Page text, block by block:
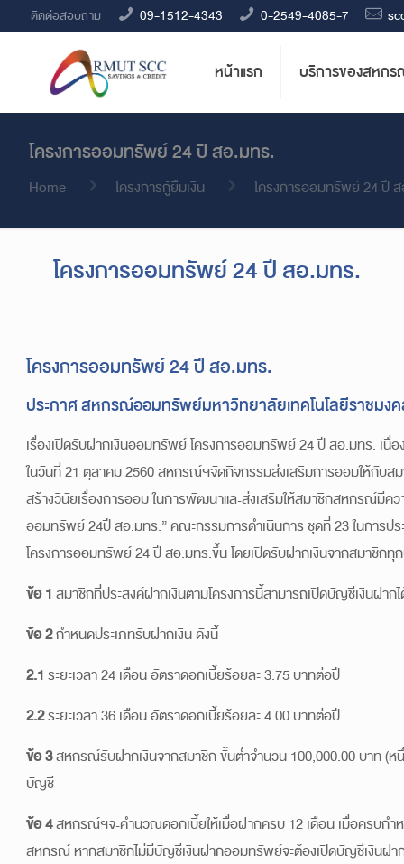
ติดต่อสอบถาม 09-1512-4343 0-2549-4085-7
หน้าแรก บริการของสหก
โครงการออมทรัพย์ 24 ปี สอ.มทร.
Home โครงการกู้ยืมเงิน โครงการออมทรัพย์ 24 ปี
โครงการออมทรัพย์ 24 ปี สอ.มทร.
โครงการออมทรัพย์ 24 ปี สอ.มทร.
ประกาศ สหกรณ์ออมทรัพย์มหาวิทยาลัยเทคโนโลยีราชมง
เรื่องเปิดรับฝากเงินออมทรัพย์ โครงการออมทรัพย์ 24 ปี สอ.มทร. เ
ในวันที่ 21 ตุลาคม 2560 สหกรณ์ฯจัดกิจกรรมส่งเสริมการออมให้กับ
สร้างวินัยเรื่องการออม ในการพัฒนาและส่งเสริมให้สมาชิกสหกรณ์มีค
ออมทรัพย์ 24ปี สอ.มทร.” คณะกรรมการดำเนินการ ชุดที่ 23 ในการปร
โครงการออมทรัพย์ 24 ปี สอ.มทร.ขึ้น โดยเปิดรับฝากเงินจากสมาชิกทุก
ข้อ 1สมาชิกที่ประสงค์ฝากเงินตามโครงการนี้สามารถเปิดบัญชีเงินฝาก
ข้อ 2กำหนดประเภทรับฝากเงิน ดังนี้
2.1ระยะเวลา 24 เดือน อัตราดอกเบี้ยร้อยละ 3.75 บาทต่อปี
2.2ระยะเวลา 36 เดือน อัตราดอกเบี้ยร้อยละ 4.00 บาทต่อปี
ข้อ 3สหกรณ์รับฝากเงินจากสมาชิก ขั้นต่ำจำนวน 100,000.00 บาท (ห
บัญชี
ข้อ 4สหกรณ์ฯจะคำนวณดอกเบี้ยให้เมื่อฝากครบ 12 เดือน เมื่อครบก
สหกรณ์ หากสมาชิกไม่มีบัญชีเงินฝากออมทรัพย์จะต้องเปิดบัญชีเงิน